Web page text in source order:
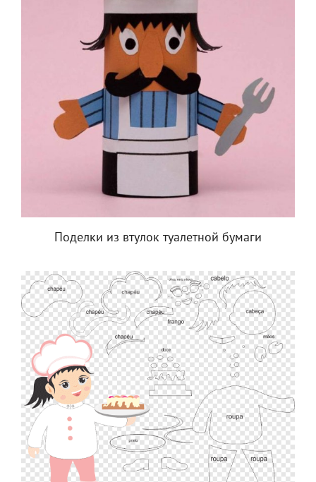
Поделки из втулок туалетной бумаги